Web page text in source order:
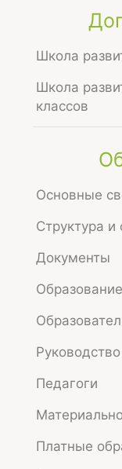
Школа
Школа
классов
Основные
Структура и
Документы
Образование
Руководство
Педагоги
Платные
Вы можете
организации.
Чтобы оценить
Перейдя по
оценить
организации
комфортность
доступность
инвалидов